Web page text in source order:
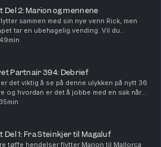
Del 2: Marion og mennene
sammen med sin nye venn Rick, men
tar en ubehagelig vending. Vil du
i Avhørt? Ta kontakt med vår salgspartner
49min
Partnair 394: Debrief
det viktig å se på denne ulykken på nytt 36
og hvordan er det å jobbe med en sak når
mange som ikke ønsker å snakke?
35min
Del 1: Fra Steinkjer til Magaluf
tøffe hendelser flytter Marion til Mallorca